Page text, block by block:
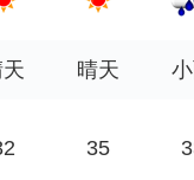
晴天
35